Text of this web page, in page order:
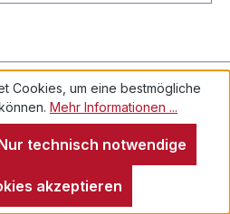
Cookies, um eine bestmögliche
Mehr Informationen ...
technisch notwendige
akzeptieren